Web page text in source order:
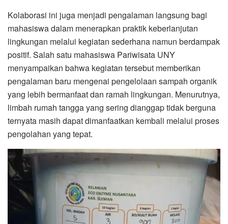
Kolaborasi ini juga menjadi pengalaman langsung bagi
mahasiswa dalam menerapkan praktik keberlanjutan
lingkungan melalui kegiatan sederhana namun berdampak
positif. Salah satu mahasiswa Pariwisata UNY
menyampaikan bahwa kegiatan tersebut memberikan
pengalaman baru mengenai pengelolaan sampah organik
yang lebih bermanfaat dan ramah lingkungan. Menurutnya,
limbah rumah tangga yang sering dianggap tidak berguna
ternyata masih dapat dimanfaatkan kembali melalui proses
pengolahan yang tepat.